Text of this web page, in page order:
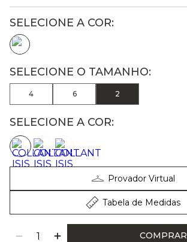
4 6 2
SELECIONE A COR:
Provador Virtual
Tabela de Medidas
COMPRAR